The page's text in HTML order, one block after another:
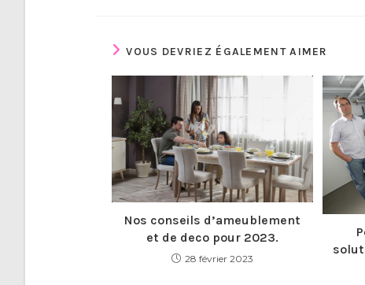
VOUS DEVRIEZ ÉGALEMENT AIMER
Nos conseils d’ameublement
et de deco pour 2023.
28 février 2023